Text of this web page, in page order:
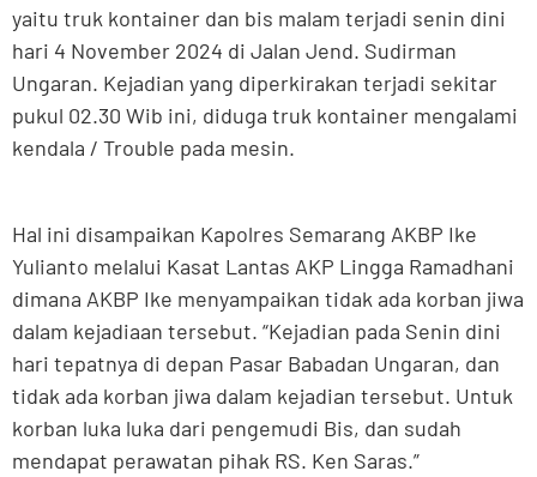
yaitu truk kontainer dan bis malam terjadi senin dini
hari 4 November 2024 di Jalan Jend. Sudirman
Ungaran. Kejadian yang diperkirakan terjadi sekitar
pukul 02.30 Wib ini, diduga truk kontainer mengalami
kendala / Trouble pada mesin.
Hal ini disampaikan Kapolres Semarang AKBP Ike
Yulianto melalui Kasat Lantas AKP Lingga Ramadhani
dimana AKBP Ike menyampaikan tidak ada korban jiwa
dalam kejadiaan tersebut. “Kejadian pada Senin dini
hari tepatnya di depan Pasar Babadan Ungaran, dan
tidak ada korban jiwa dalam kejadian tersebut. Untuk
korban luka luka dari pengemudi Bis, dan sudah
mendapat perawatan pihak RS. Ken Saras.”